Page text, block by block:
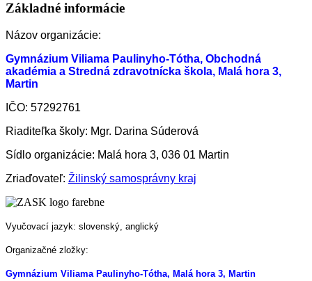
Základné informácie
Názov organizácie:
Gymnázium Viliama Paulinyho-Tótha, Obchodná
akadémia a Stredná zdravotnícka škola, Malá hora 3,
Martin
IČO: 57292761
Riaditeľka školy: Mgr. Darina Súderová
Sídlo organizácie: Malá hora 3, 036 01 Martin
Zriaďovateľ: Žilinský samosprávny kraj
Vyučovací jazyk: slovenský, anglický
Organizačné zložky:
Gymnázium Viliama Paulinyho-Tótha, Malá hora 3, Martin